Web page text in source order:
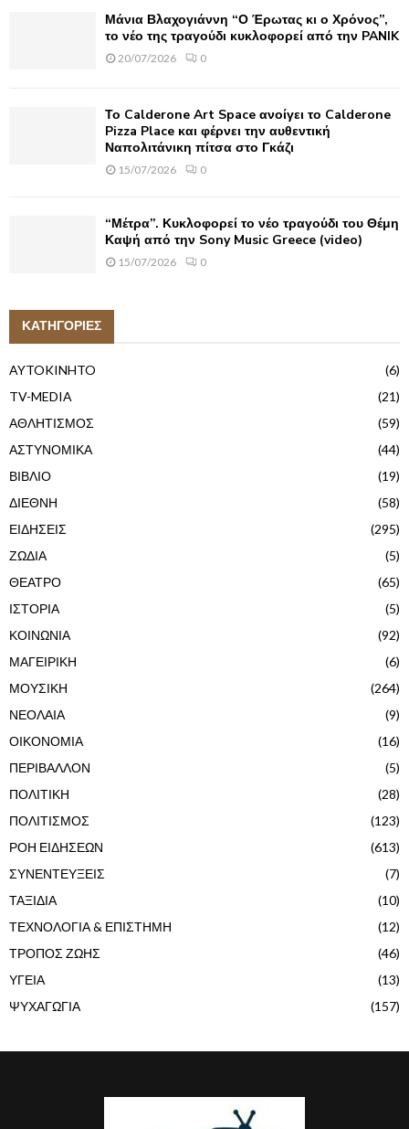
Μάνια Βλαχογιάννη “Ο Έρωτας κι ο Χρόνος”,
το νέο της τραγούδι κυκλοφορεί από την PANIK
20/07/2026 0
Το Calderone Art Space ανοίγει το Calderone
Pizza Place και φέρνει την αυθεντική
Ναπολιτάνικη πίτσα στο Γκάζι
15/07/2026 0
“Μέτρα”. Κυκλοφορεί το νέο τραγούδι του Θέμη
Καψή από την Sony Music Greece (video)
15/07/2026 0
ΚΑΤΗΓΟΡΙΕΣ
AYTOKINHTO
(6)
TV-MEDIA
(21)
ΑΘΛΗΤΙΣΜΟΣ
(59)
ΑΣΤΥΝΟΜΙΚΑ
(44)
ΒΙΒΛΙΟ
(19)
ΔΙΕΘΝΗ
(58)
ΕΙΔΗΣΕΙΣ
(295)
ΖΩΔΙΑ
(5)
ΘΕΑΤΡΟ
(65)
ΙΣΤΟΡΙΑ
(5)
ΚΟΙΝΩΝΙΑ
(92)
ΜΑΓΕΙΡΙΚΗ
(6)
ΜΟΥΣΙΚΗ
(264)
ΝΕΟΛΑΙΑ
(9)
ΟΙΚΟΝΟΜΙΑ
(16)
ΠΕΡΙΒΑΛΛΟΝ
(5)
ΠΟΛΙΤΙΚΗ
(28)
ΠΟΛΙΤΙΣΜΟΣ
(123)
ΡΟΗ ΕΙΔΗΣΕΩΝ
(613)
ΣΥΝΕΝΤΕΥΞΕΙΣ
(7)
ΤΑΞΙΔΙΑ
(10)
ΤΕΧΝΟΛΟΓΙΑ & ΕΠΙΣΤΗΜΗ
(12)
ΤΡΟΠΟΣ ΖΩΗΣ
(46)
ΥΓΕΙΑ
(13)
ΨΥΧΑΓΩΓΙΑ
(157)